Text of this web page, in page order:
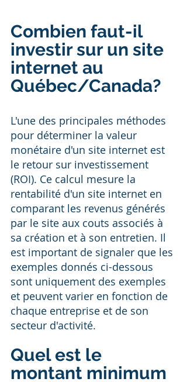
Combien faut-il
investir sur un site
internet au
Québec/Canada?
L'une des principales méthodes
pour déterminer la valeur
monétaire d'un site internet est
le retour sur investissement
(ROI). Ce calcul mesure la
rentabilité d'un site internet en
comparant les revenus générés
par le site aux couts associés à
sa création et à son entretien. Il
est important de signaler que les
exemples donnés ci-dessous
sont uniquement des exemples
et peuvent varier en fonction de
chaque entreprise et de son
secteur d'activité.
Quel est le
montant minimum